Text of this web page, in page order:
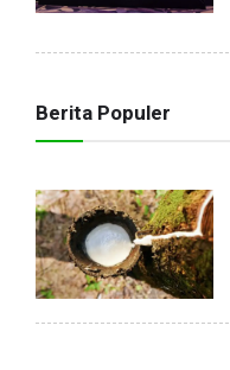
Berita Populer